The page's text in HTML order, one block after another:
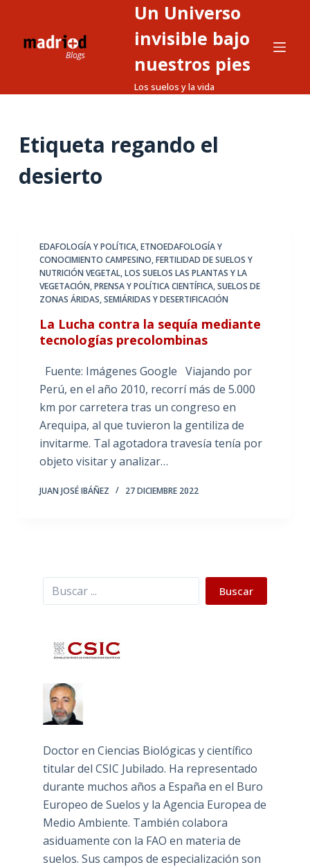
o
Un Universo
invisible bajo
nuestros pies
Los suelos y la vida
Etiqueta regando el
desierto
EDAFOLOGÍA Y POLÍTICA,ETNOEDAFOLOGÍA Y
CONOCIMIENTO CAMPESINO,FERTILIDAD DE SUELOS Y
NUTRICIÓN VEGETAL,LOS SUELOS LAS PLANTAS Y LA
VEGETACIÓN,PRENSA Y POLÍTICA CIENTÍFICA,SUELOS DE
ZONAS ÁRIDAS, SEMIÁRIDAS Y DESERTIFICACIÓN
La Lucha contra la sequía mediante
tecnologías precolombinas
Fuente: Imágenes Google Viajando por
Perú, en el año 2010, recorrí más de 5.000
km por carretera tras un congreso en
Arequipa, al que tuvieron la gentiliza de
invitarme. Tal agotadora travesía tenía por
objeto visitar y analizar…
JUAN JOSÉ IBÁÑEZ 27 DICIEMBRE 2022
Buscar Buscar
Doctor en Ciencias Biológicas y científico
titular del CSIC Jubilado. Ha representado
durante muchos años a España en el Buro
Europeo de Suelos y la Agencia Europea de
Medio Ambiente. También colabora
asiduamente con la FAO en materia de
suelos. Sus campos de especialización son